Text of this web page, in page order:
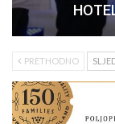
PRETHODNO